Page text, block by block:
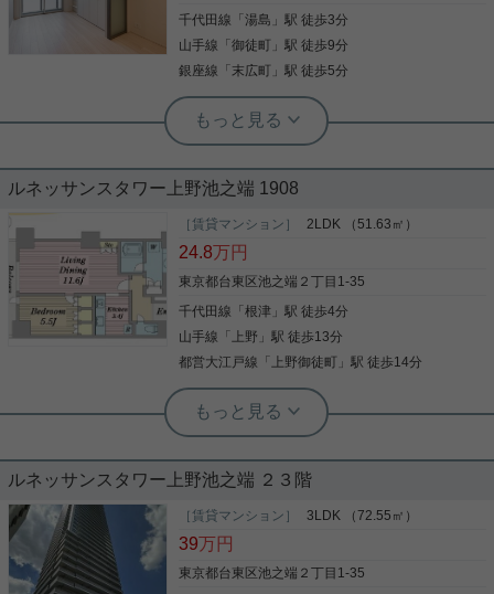
タイリング剤などをまとめて出し入れして、サッと
身支度を整えられる洗面化粧台を採用しています。
す。エレベーター2基付きです。こちら千代田線湯
島近くに立地する賃貸住宅でなら、きっとあなたの
希望しているライフスタイルを叶えることができる
写真(9)
ンクローク・大容量収納あり ・キッチンにはディス
ポーザー・食洗機など高機能仕様 ゆとりある２LDK
でご家族や在宅ワーク重視の方に 文教エリアの落ち
着いた街並みでワンランク上の暮らしを求める方に
おすすめでございます。
千代田線 「湯島 」駅 徒歩3分
山手線 「御徒町 」駅 徒歩9分
銀座線 「 末広町 」駅 徒歩5分
実用春日ホーム 富坂サテライト デヘスースパトリシオ恒樹
☆ペット飼育相談可能の物件！東向き
のお部屋です☆
本日は湯島のご物件を紹介！ 山手線、千代田線、銀
座線と複数路線が使える立地！ ペット相談可能のマ
ンションです！ ☆お電話でのご相談もお気軽にくだ
ト TEL：03-6866-1230
実用春日ホーム 白山店 西野健太
12階高層階☆ペット可☆1ＤＫ
階高層階の1ＤＫタイプ。 2020年の築浅で綺麗なマ
ンションです。 ペット可 2口ガスキッチン 浴室乾燥
ルネッサンスタワー上野池之端 1908
［賃貸マンション］ 2LDK （51.63㎡）
24.8万円
東京都台東区池之端２丁目1-35
千代田線 「根津 」駅 徒歩4分
山手線 「 上野 」駅 徒歩13分
都営大江戸線 「 上野御徒町 」駅 徒歩14分
根津駅前センター（実用根津ホーム株式会社 根津駅前センター） スタ
ッフ佐藤
池之端のタワマン☆分譲賃貸１LDK☆
池之端のタワーマンション、分譲賃貸のお部屋です
使いやすい１LDK 床暖房、食器洗浄乾燥機、浄水器
など設備充実 防犯カメラ、フロントサービス、フィ
ットネス施設、モニター付きオートロックなど共用
ルネッサンスタワー上野池之端 ２３階
［賃貸マンション］ 3LDK （72.55㎡）
39万円
東京都台東区池之端２丁目1-35